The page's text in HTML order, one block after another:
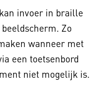
invoer in braille
Zo
wanneer met
een toetsenbord
niet mogelijk is.